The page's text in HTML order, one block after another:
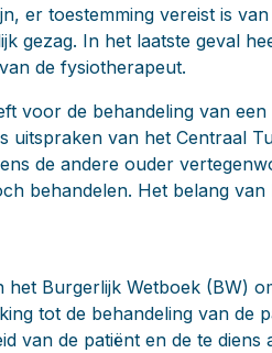
er toestemming vereist is
gezag. In het laatste geval
de fysiotherapeut.
voor de behandeling van
uitspraken van het Centraal
de andere ouder
behandelen. Het belang
het Burgerlijk Wetboek (BW)
tot de behandeling van de
van de patiënt en de te